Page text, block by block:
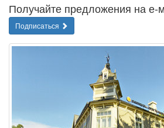
Получайте предложения на е-
Подписаться